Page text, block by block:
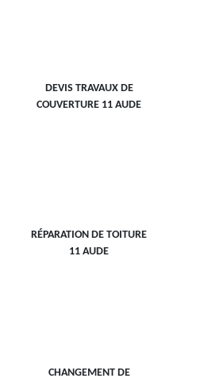
DEVIS TRAVAUX DE
COUVERTURE 11 AUDE
RÉPARATION DE TOITURE
11 AUDE
CHANGEMENT DE